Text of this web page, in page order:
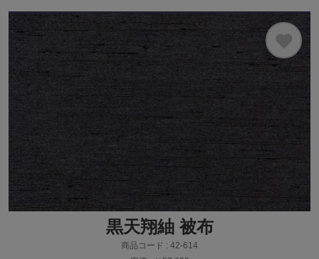
黒天翔紬 被布
商品コード : 42-614